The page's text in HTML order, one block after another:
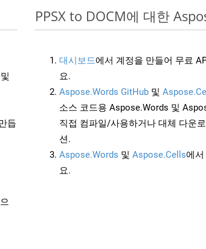
및
듭
PPSX to DOCM에 대한
대시보드에서 계정을 만들어 무료
요.
Aspose.Words GitHub 및
소스 코드용 Aspose.Words 및
직접 컴파일/사용하거나 대체 다운
션.
Aspose.Words 및 Aspose.Cells에서
요.